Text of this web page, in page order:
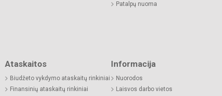
Patalpų nuoma
Ataskaitos
Biudžeto vykdymo ataskaitų rinkiniai
Finansinių ataskaitų rinkiniai
Informacija
Nuorodos
Laisvos darbo vietos